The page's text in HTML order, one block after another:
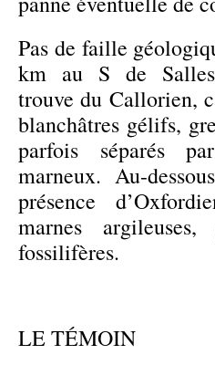
Pas de faille
km au S de
trouve du Callorien,
blanchâtres gélifs,
parfois séparés
marneux. Au-
présence
marnes argileuses,
fossilifères.
LE TÉMOIN